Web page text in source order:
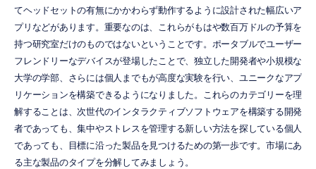
てヘッドセットの有無にかかわらず動作するように設計された幅広いア
プリなどがあります。重要なのは、これらがもはや数百万ドルの予算を
持つ研究室だけのものではないということです。ポータブルでユーザー
フレンドリーなデバイスが登場したことで、独立した開発者や小規模な
大学の学部、さらには個人までもが高度な実験を行い、ユニークなアプ
リケーションを構築できるようになりました。これらのカテゴリーを理
解することは、次世代のインタラクティブソフトウェアを構築する開発
者であっても、集中やストレスを管理する新しい方法を探している個人
であっても、目標に沿った製品を見つけるための第一歩です。市場にあ
る主な製品のタイプを分解してみましょう。